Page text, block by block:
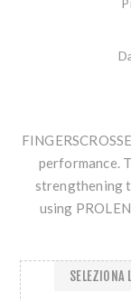
performance.
strengthening
using
SELEZIONA